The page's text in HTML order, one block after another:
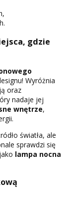
gdzie
Wyróżnia
oraz
nadaje jej
wnętrze,
światła, ale
sprawdzi się
lampa nocna